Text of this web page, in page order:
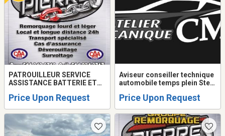
PATROUILLEUR SERVICE
ASSISTANCE BATTERIE ET
REMORQUEUSE/TOWING
Price Upon Request
Aviseur conseiller technique
automobile temps plein Ste-
Price Upon Request